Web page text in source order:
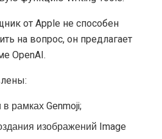
постов
1.6K
необходимо дать разрешение.
любом приложении,
функцию Writing Tools.